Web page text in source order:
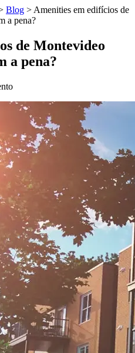
Blog > Amenities em edifícios de
a pena?
de Montevideo
a pena?